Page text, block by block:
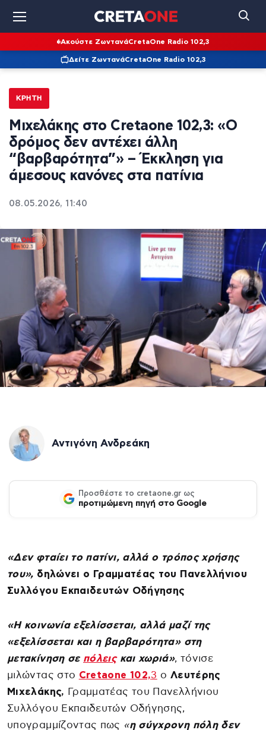
Ακούστε ΖωντανάCretaOne Radio 102,3
Δείτε ΖωντανάCretaOne Radio 102,3
ΚΡΉΤΗ
Μιχελάκης στο Cretaone 102,3: «Ο
δρόμος δεν αντέχει άλλη
“βαρβαρότητα”» – Έκκληση για
άμεσους κανόνες στα πατίνια
08.05.2026, 11:40
Αντιγόνη Ανδρεάκη
Προσθέστε το cretaone.gr ως
προτιμώμενη πηγή στο Google
«Δεν φταίει το πατίνι, αλλά ο τρόπος χρήσης
του», δηλώνει ο Γραμματέας του Πανελλήνιου
Συλλόγου Εκπαιδευτών Οδήγησης
«H κοινωνία εξελίσσεται, αλλά μαζί της
«εξελίσσεται και η βαρβαρότητα» στη
μετακίνηση σε πόλειςκαι χωριά», τόνισε
μιλώντας στο Cretaone 102,3 ο Λευτέρης
Μιχελάκης, Γραμματέας του Πανελλήνιου
Συλλόγου Εκπαιδευτών Οδήγησης,
υπογραμμίζοντας πως «η σύγχρονη πόλη δεν